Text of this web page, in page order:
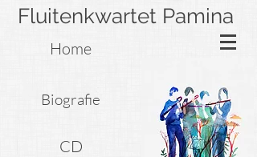
Home
Biografie
CD
Fluitenkwartet Pamina